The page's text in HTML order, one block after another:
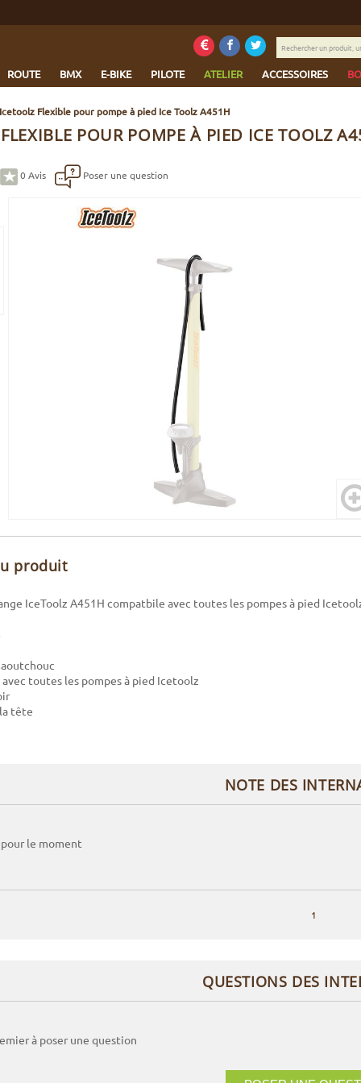
ROUTE BMX E-BIKE PILOTE ATELIER ACCESSOIRES
Rechercher
un
une
marque...
Icetoolz Flexible pour pompe à pied Ice Toolz A451H
POUR POMPE À PIED ICE TOOLZ
0 Avis Poser une question
produit
IceToolz A451H compatbile avec toutes les pompes à pied
toutes les pompes à pied Icetoolz
tête
NOTE DES
le moment
1
QUESTIONS DES
à poser une question